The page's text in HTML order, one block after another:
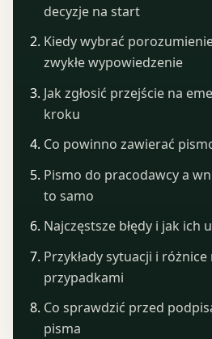
decyzje na start
Kiedy wybrać
zwykłe wypowiedzenie
Jak zgłosić przejście na
kroku
Co powinno zawierać
Pismo do pracodawcy a
to samo
Najczęstsze błędy i jak ich
Przykłady sytuacji i
przypadkami
Co sprawdzić przed
pisma